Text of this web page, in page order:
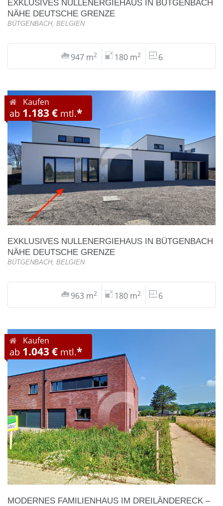
EXKLUSIVES NULLENERGIEHAUS IN BÜTGENBACH
NÄHE DEUTSCHE GRENZE
BÜTGENBACH, BELGIEN
947 m2 180 m2 6
Kaufen
ab 1.183 € mtl.*
EXKLUSIVES NULLENERGIEHAUS IN BÜTGENBACH
NÄHE DEUTSCHE GRENZE
BÜTGENBACH, BELGIEN
963 m2 180 m2 6
Kaufen
ab 1.043 € mtl.*
MODERNES FAMILIENHAUS IM DREILÄNDERECK –